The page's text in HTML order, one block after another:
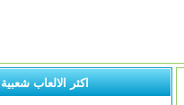
اكثر الالعاب شعبية